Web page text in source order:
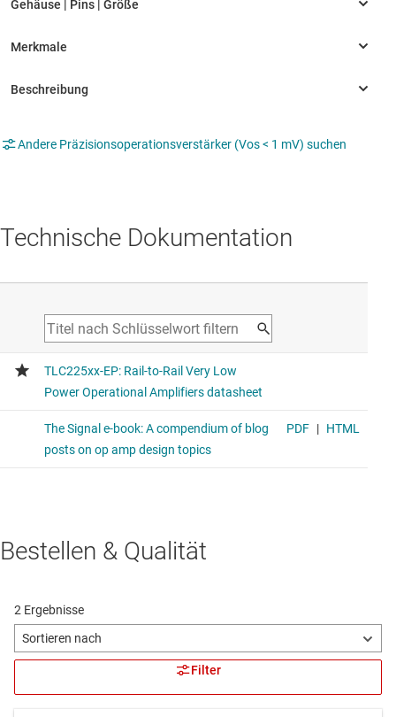
Andere Präzisionsoperationsverstärker (Vos < 1 mV) suchen
Technische Dokumentation
Bestellen & Qualität